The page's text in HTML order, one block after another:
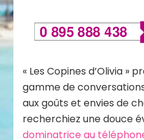
« Les Copines d’Olivia »
gamme de
aux goûts et envies de
recherchiez une douce
dominatrice au